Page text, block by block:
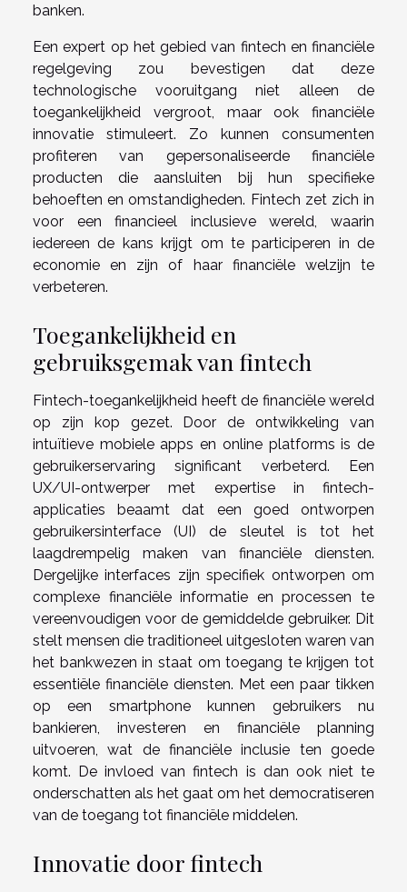
banken.
Een expert op het gebied van fintech en financiële
regelgeving zou bevestigen dat deze
technologische vooruitgang niet alleen de
toegankelijkheid vergroot, maar ook financiële
innovatie stimuleert. Zo kunnen consumenten
profiteren van gepersonaliseerde financiële
producten die aansluiten bij hun specifieke
behoeften en omstandigheden. Fintech zet zich in
voor een financieel inclusieve wereld, waarin
iedereen de kans krijgt om te participeren in de
economie en zijn of haar financiële welzijn te
verbeteren.
Toegankelijkheid en
gebruiksgemak van fintech
Fintech-toegankelijkheid heeft de financiële wereld
op zijn kop gezet. Door de ontwikkeling van
intuïtieve mobiele apps en online platforms is de
gebruikerservaring significant verbeterd. Een
UX/UI-ontwerper met expertise in fintech-
applicaties beaamt dat een goed ontworpen
gebruikersinterface (UI) de sleutel is tot het
laagdrempelig maken van financiële diensten.
Dergelijke interfaces zijn specifiek ontworpen om
complexe financiële informatie en processen te
vereenvoudigen voor de gemiddelde gebruiker. Dit
stelt mensen die traditioneel uitgesloten waren van
het bankwezen in staat om toegang te krijgen tot
essentiële financiële diensten. Met een paar tikken
op een smartphone kunnen gebruikers nu
bankieren, investeren en financiële planning
uitvoeren, wat de financiële inclusie ten goede
komt. De invloed van fintech is dan ook niet te
onderschatten als het gaat om het democratiseren
van de toegang tot financiële middelen.
Innovatie door fintech